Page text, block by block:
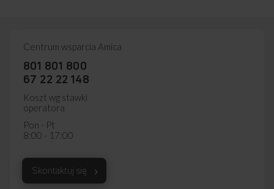
Centrum wsparcia Amica
801 801 800
67 22 22 148
Koszt wg stawki
operatora
Pon - Pt
8:00 - 17:00
Skontaktuj się